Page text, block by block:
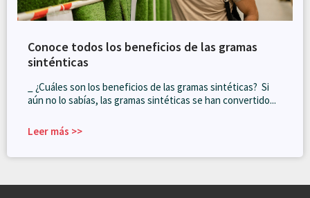
Conoce todos los beneficios de las gramas
sinténticas
_ ¿Cuáles son los beneficios de las gramas sintéticas? Si
aún no lo sabías, las gramas sintéticas se han convertido...
Leer más >>